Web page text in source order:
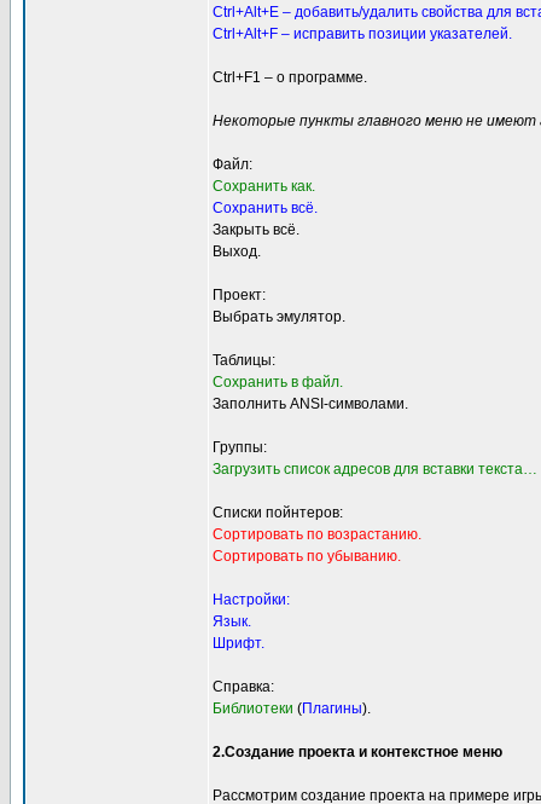
Ctrl+Alt+E – добавить/удалить свойства для
Ctrl+Alt+F – исправить позиции указателей.
Ctrl+F1 – о программе.
Некоторые пункты главного меню не имеют
Файл:
Cохранить как.
Cохранить всё.
Закрыть всё.
Выход.
Проект:
Выбрать эмулятор.
Таблицы:
Сохранить в файл.
Заполнить ANSI-символами.
Группы:
Загрузить список адресов для вставки текста…
Списки пойнтеров:
Сортировать по возрастанию.
Сортировать по убыванию.
Настройки:
Язык.
Шрифт.
Справка:
Библиотеки (Плагины).
2.Создание проекта и контекстное меню
Рассмотрим создание проекта на примере